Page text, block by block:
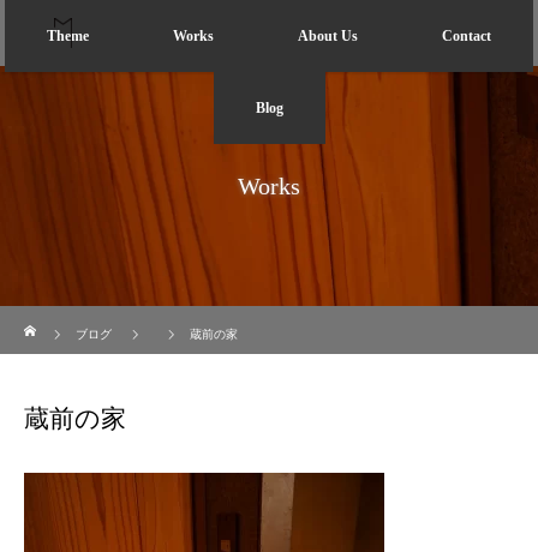
Theme Works About Us Contact
Blog
Works
ブログ
蔵前の家
蔵前の家